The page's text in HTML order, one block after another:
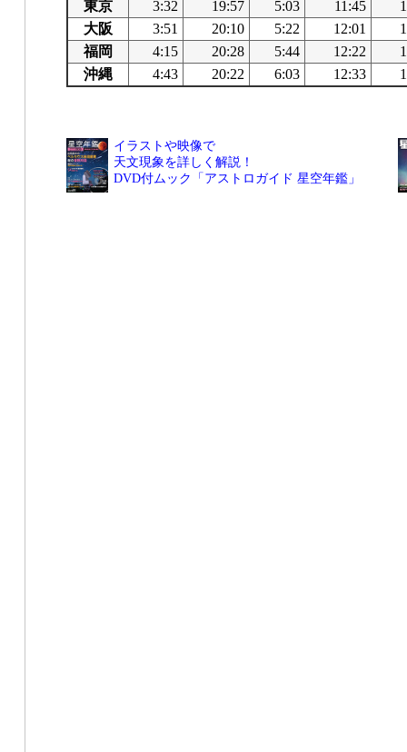
東京
3:32 19:57 5:03 11:45
大阪
3:51 20:10 5:22 12:01
福岡
4:15 20:28 5:44 12:22
沖縄
4:43 20:22 6:03 12:33
イラストや映像で
天文現象を詳しく解説！
DVD付ムック「アストロガイド 星空年鑑」